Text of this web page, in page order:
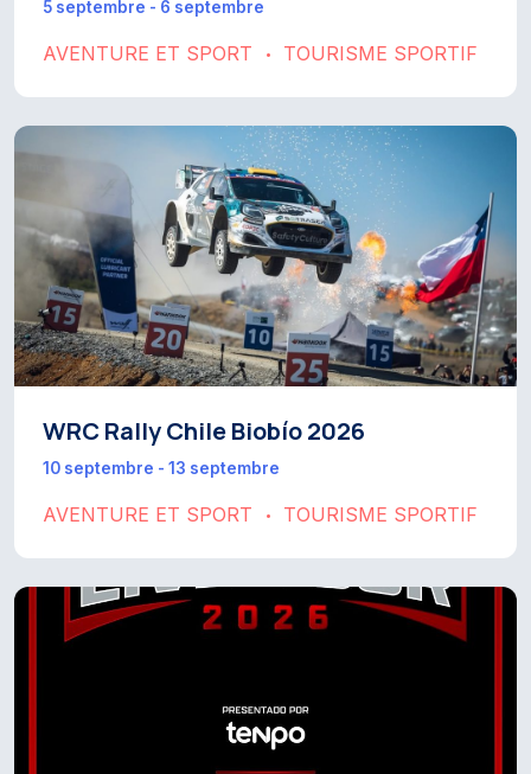
5 septembre - 6 septembre
AVENTURE ET SPORT • TOURISME SPORTIF
WRC Rally Chile Biobío 2026
10 septembre - 13 septembre
AVENTURE ET SPORT • TOURISME SPORTIF